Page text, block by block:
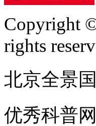
Copyright
rights
北京全景
优秀科普